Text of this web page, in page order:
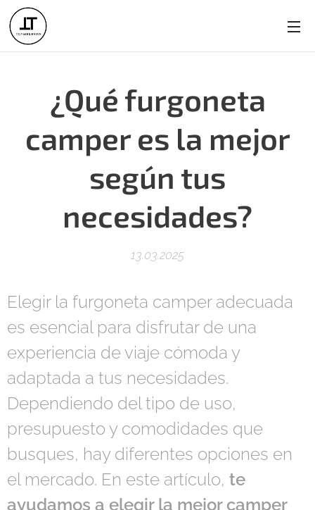
¿Qué furgoneta
camper es la mejor
según tus
necesidades?
13.03.2025
Elegir la furgoneta camper adecuada
es esencial para disfrutar de una
experiencia de viaje cómoda y
adaptada a tus necesidades.
Dependiendo del tipo de uso,
presupuesto y comodidades que
busques, hay diferentes opciones en
el mercado. En este artículo, te
ayudamos a elegir la mejor camper